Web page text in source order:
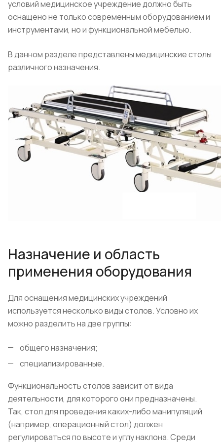
условий медицинское учреждение должно быть
оснащено не только современным оборудованием и
инструментами, но и функциональной мебелью.
В данном разделе представлены медицинские столы
различного назначения.
Назначение и область
применения оборудования
Для оснащения медицинских учреждений
используется несколько виды столов. Условно их
можно разделить на две группы:
общего назначения;
специализированные.
Функциональность столов зависит от вида
деятельности, для которого они предназначены.
Так, стол для проведения каких-либо манипуляций
(например, операционный стол) должен
регулироваться по высоте и углу наклона. Среди